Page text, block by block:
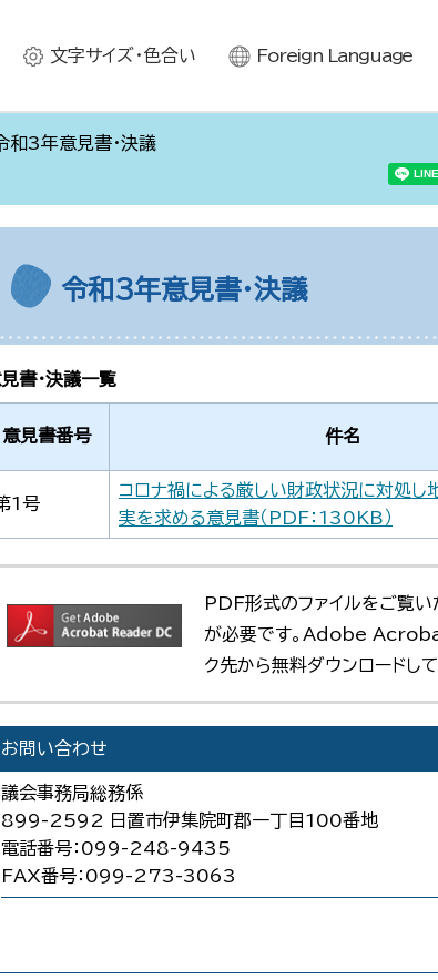
文字サイズ・色合い Foreign Language
和3年意見書・決議
令和3年意見書・決議
意見書番号 件名
1号
コロナ禍による厳しい財政状況に対処し
実を求める意見書（PDF：130KB）
書・決議一覧
PDF形式のファイルをご
が必要です。Adobe
ク先から無料ダウンロードして
お問い合わせ
議会事務局総務係
899-2592 日置市伊集院町郡一丁目100番地
電話番号：099-248-9435
FAX番号：099-273-3063